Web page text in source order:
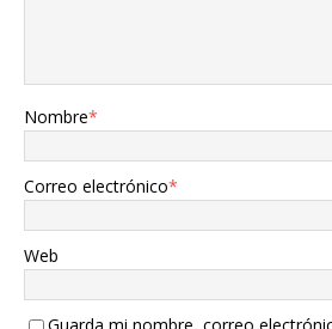
Nombre*
Correo electrónico*
Web